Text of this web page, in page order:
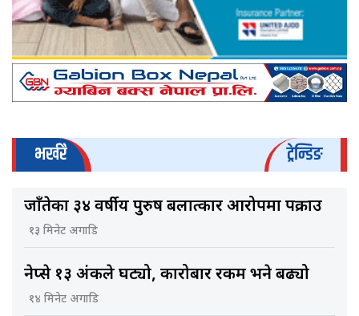
भर्खरै ट्रेन्डिङ
जाँतेका ३४ वर्षीय पुरुष बलात्कार आरोपमा पक्राउ
१३ मिनेट अगाडि
नेप्से १३ अंकले घट्यो, कारोबार रकम भने बढ्यो
१४ मिनेट अगाडि